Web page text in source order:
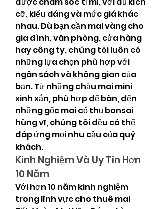
cỡ, kiểu dáng và mức giá khác
nhau. Dù bạn cần mai vàng cho
gia đình, văn phòng, cửa hàng
hay công ty, chúng tôi luôn có
những lựa chọn phù hợp với
ngân sách và không gian của
bạn. Từ những chậu mai mini
xinh xắn, phù hợp để bàn, đến
những gốc mai cổ thụ bonsai
hùng vĩ, chúng tôi đều có thể
đáp ứng mọi nhu cầu của quý
khách.
Kinh Nghiệm Và Uy Tín Hơn
10 Năm
Với hơn 10 năm kinh nghiệm
trong lĩnh vực cho thuê mai